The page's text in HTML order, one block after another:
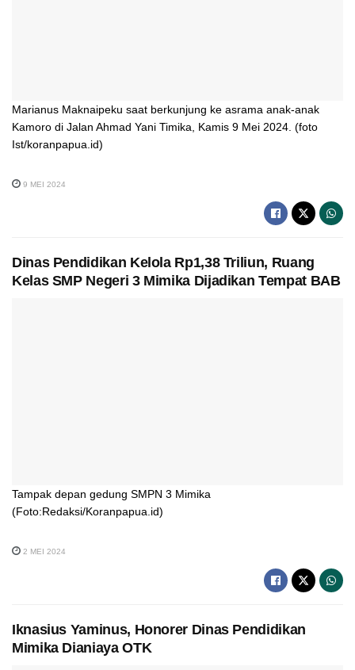
Marianus Maknaipeku saat berkunjung ke asrama anak-anak
Kamoro di Jalan Ahmad Yani Timika, Kamis 9 Mei 2024. (foto
Ist/koranpapua.id)
9 MEI 2024
Dinas Pendidikan Kelola Rp1,38 Triliun, Ruang
Kelas SMP Negeri 3 Mimika Dijadikan Tempat BAB
Tampak depan gedung SMPN 3 Mimika
(Foto:Redaksi/Koranpapua.id)
2 MEI 2024
Iknasius Yaminus, Honorer Dinas Pendidikan
Mimika Dianiaya OTK